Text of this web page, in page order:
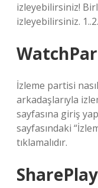
izleyebilirsiniz!
izleyebilirsiniz.
İzleme partisi
arkadaşlarıyla
sayfasına giriş
sayfasındaki
tıklamalıdır.